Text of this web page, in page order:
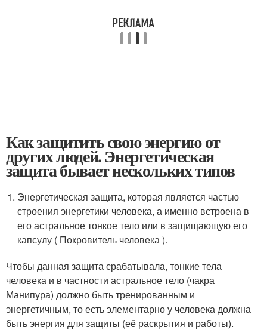
Как защитить свою энергию от
других людей. Энергетическая
защита бывает нескольких типов
Энергетическая защита, которая является частью
строения энергетики человека, а именно встроена в
его астральное тонкое тело или в защищающую его
капсулу ( Покровитель человека ).
Чтобы данная защита срабатывала, тонкие тела
человека и в частности астральное тело (чакра
Манипура) должно быть тренированным и
энергетичным, то есть элементарно у человека должна
быть энергия для защиты (её раскрытия и работы).